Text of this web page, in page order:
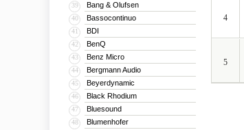
39 Bang & Olufsen
40 Bassocontinuo
41 BDI
42 BenQ
43 Benz Micro
44 Bergmann Audio
45 Beyerdynamic
46 Black Rhodium
47 Bluesound
48 Blumenhofer
4
5